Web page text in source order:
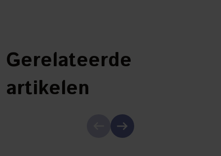
Gerelateerde
artikelen